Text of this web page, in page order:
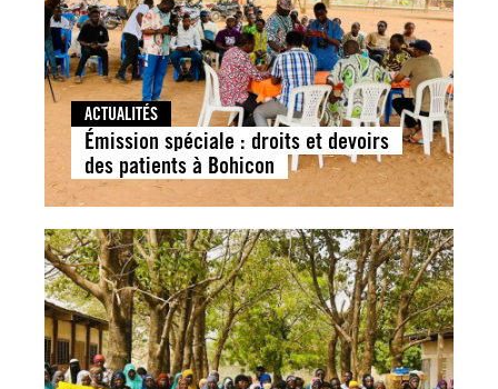
ACTUALITÉS
Émission spéciale : droits et devoirs
des patients à Bohicon